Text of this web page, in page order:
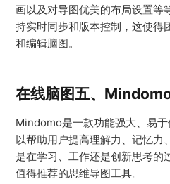
画以及对导图优美的布局设置等
持实时同步和版本控制，这使得
和编辑脑图。
在线脑图五、
Mindomo是一款功能强大、易
以帮助用户提高理解力、记忆力
是在学习、工作还是创新思考
值得推荐的思维导图工具。